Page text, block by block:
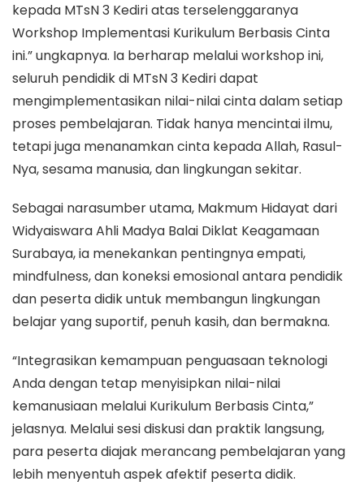
kepada MTsN 3 Kediri atas terselenggaranya
Workshop Implementasi Kurikulum Berbasis Cinta
ini.” ungkapnya. Ia berharap melalui workshop ini,
seluruh pendidik di MTsN 3 Kediri dapat
mengimplementasikan nilai-nilai cinta dalam setiap
proses pembelajaran. Tidak hanya mencintai ilmu,
tetapi juga menanamkan cinta kepada Allah, Rasul-
Nya, sesama manusia, dan lingkungan sekitar.
Sebagai narasumber utama, Makmum Hidayat dari
Widyaiswara Ahli Madya Balai Diklat Keagamaan
Surabaya, ia menekankan pentingnya empati,
mindfulness, dan koneksi emosional antara pendidik
dan peserta didik untuk membangun lingkungan
belajar yang suportif, penuh kasih, dan bermakna.
“Integrasikan kemampuan penguasaan teknologi
Anda dengan tetap menyisipkan nilai-nilai
kemanusiaan melalui Kurikulum Berbasis Cinta,”
jelasnya. Melalui sesi diskusi dan praktik langsung,
para peserta diajak merancang pembelajaran yang
lebih menyentuh aspek afektif peserta didik.